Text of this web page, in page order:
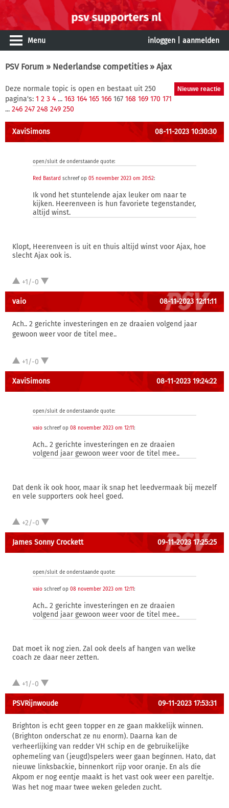
Menu inloggen aanmelden
PSV Forum » Nederlandse competities» Ajax
Deze normale topic is open en bestaat uit 250
pagina's: 1 2 3 4 ... 163 164 165 166 167 168 169 170 171
... 246 247 248 249 250
XaviSimons 08-11-2023 10:30:30
open/sluit de onderstaande quote:
Red Bastard schreef op 05 november 2023 om 20:52:
Ik vond het stuntelende ajax leuker om naar te
kijken. Heerenveen is hun favoriete tegenstander,
altijd winst.
Klopt, Heerenveen is uit en thuis altijd winst voor Ajax, hoe
slecht Ajax ook is.
+1/-0
vaio 08-11-2023 12:11:11
Ach.. 2 gerichte investeringen en ze draaien volgend jaar
gewoon weer voor de titel mee..
+1/-0
XaviSimons 08-11-2023 19:24:22
open/sluit de onderstaande quote:
vaio schreef op 08 november 2023 om 12:11:
Ach.. 2 gerichte investeringen en ze draaien
volgend jaar gewoon weer voor de titel mee..
Dat denk ik ook hoor, maar ik snap het leedvermaak bij mezelf
en vele supporters ook heel goed.
+2/-0
James Sonny Crockett 09-11-2023 17:25:25
open/sluit de onderstaande quote:
vaio schreef op 08 november 2023 om 12:11:
Ach.. 2 gerichte investeringen en ze draaien
volgend jaar gewoon weer voor de titel mee..
Dat moet ik nog zien. Zal ook deels af hangen van welke
coach ze daar neer zetten.
+1/-0
PSVRijnwoude 09-11-2023 17:53:31
Brighton is echt geen topper en ze gaan makkelijk winnen.
(Brighton onderschat ze nu enorm). Daarna kan de
verheerlijking van redder VH schip en de gebruikelijke
ophemeling van (jeugd)spelers weer gaan beginnen. Hato, dat
nieuwe linksbackie, binnenkort rijp voor oranje. En als die
Akpom er nog eentje maakt is het vast ook weer een pareltje.
Was het nog maar twee weken geleden zucht.